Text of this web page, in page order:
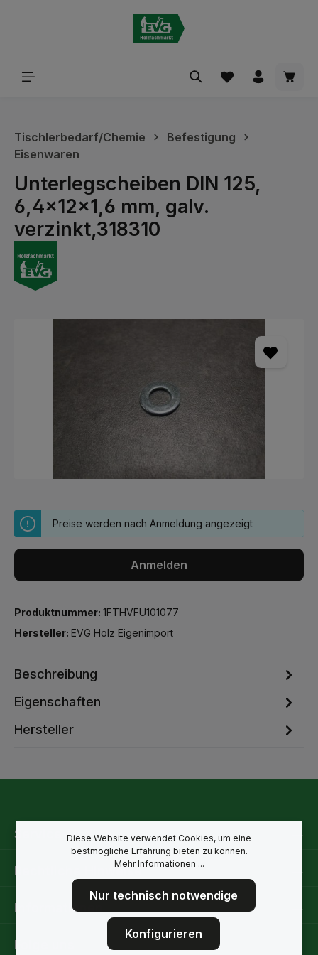
Tischlerbedarf/Chemie
Befestigung
Eisenwaren
Unterlegscheiben DIN 125,
6,4x12x1,6 mm, galv.
verzinkt,318310
Preise werden nach Anmeldung angezeigt
Anmelden
Produktnummer: 1FTHVFU101077
Hersteller: EVG Holz Eigenimport
Beschreibung
Eigenschaften
Hersteller
Service-Hotline
Rechtliche Hinweise
Informationen
Folge uns
Diese Website verwendet Cookies, um eine
bestmögliche Erfahrung bieten zu können.
Mehr Informationen ...
Nur technisch notwendige
Konfigurieren